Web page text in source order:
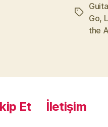
Etiketler
Go,
the
Et İletişim